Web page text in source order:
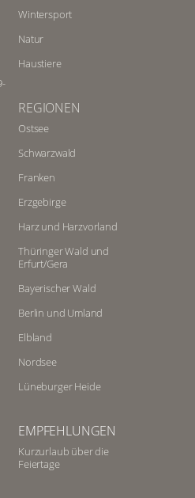
Wintersport
Natur
Haustiere
REGIONEN
Ostsee
Schwarzwald
Franken
Erzgebirge
Harz und Harzvorland
Thüringer Wald und
Erfurt/Gera
Bayerischer Wald
Berlin und Umland
Elbland
Nordsee
Lüneburger Heide
EMPFEHLUNGEN
Kurzurlaub über die
Feiertage